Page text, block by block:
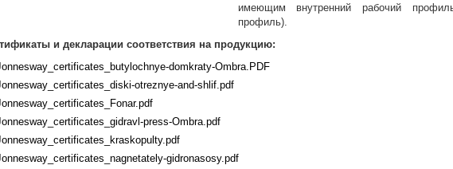
имеющим внутренний рабочий
профиль).
и декларации соответствия на продукцию:
domkraty-Ombra.PDF
otreznye-and-shlif.pdf
press-Ombra.pdf
gidronasosy.pdf